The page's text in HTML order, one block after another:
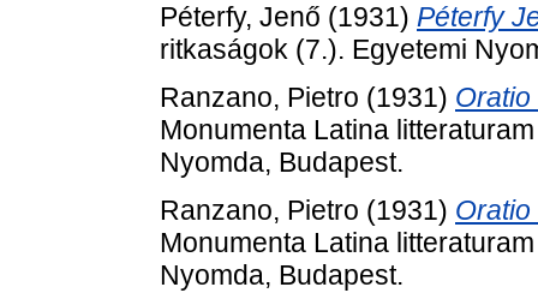
Péterfy, Jenő (1931) Péterfy
ritkaságok (7.). Egyetemi
Ranzano, Pietro (1931)
Monumenta Latina
Nyomda, Budapest.
Ranzano, Pietro (1931)
Monumenta Latina
Nyomda, Budapest.